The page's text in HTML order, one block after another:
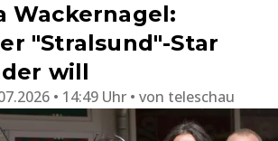
Wackernagel:
"Stralsund"-Star
will
• 14:49 Uhr von teleschau